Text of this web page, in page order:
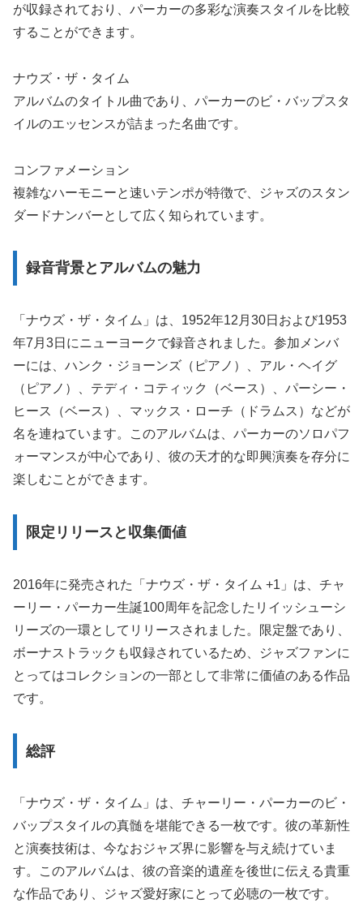
が収録されており、パーカーの多彩な演奏スタイルを比較
することができます。
ナウズ・ザ・タイム
アルバムのタイトル曲であり、パーカーのビ・バップスタ
イルのエッセンスが詰まった名曲です。
コンファメーション
複雑なハーモニーと速いテンポが特徴で、ジャズのスタン
ダードナンバーとして広く知られています。
録音背景とアルバムの魅力
「ナウズ・ザ・タイム」は、1952年12月30日および1953
年7月3日にニューヨークで録音されました。参加メンバ
ーには、ハンク・ジョーンズ（ピアノ）、アル・ヘイグ
（ピアノ）、テディ・コティック（ベース）、パーシー・
ヒース（ベース）、マックス・ローチ（ドラムス）などが
名を連ねています。このアルバムは、パーカーのソロパフ
ォーマンスが中心であり、彼の天才的な即興演奏を存分に
楽しむことができます。
限定リリースと収集価値
2016年に発売された「ナウズ・ザ・タイム +1」は、チャ
ーリー・パーカー生誕100周年を記念したリイッシューシ
リーズの一環としてリリースされました。限定盤であり、
ボーナストラックも収録されているため、ジャズファンに
とってはコレクションの一部として非常に価値のある作品
です。
総評
「ナウズ・ザ・タイム」は、チャーリー・パーカーのビ・
バップスタイルの真髄を堪能できる一枚です。彼の革新性
と演奏技術は、今なおジャズ界に影響を与え続けていま
す。このアルバムは、彼の音楽的遺産を後世に伝える貴重
な作品であり、ジャズ愛好家にとって必聴の一枚です。